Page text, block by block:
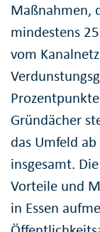
Maßnahmen,
mindestens
vom
Gründächer
das Umfeld
insgesamt.
Vorteile und
in Essen